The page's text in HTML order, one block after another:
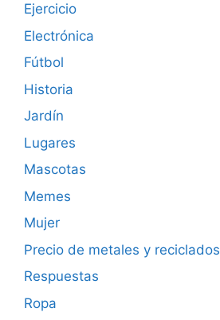
Ejercicio
Electrónica
Fútbol
Historia
Jardín
Lugares
Mascotas
Memes
Mujer
Precio de metales y reciclados
Respuestas
Ropa